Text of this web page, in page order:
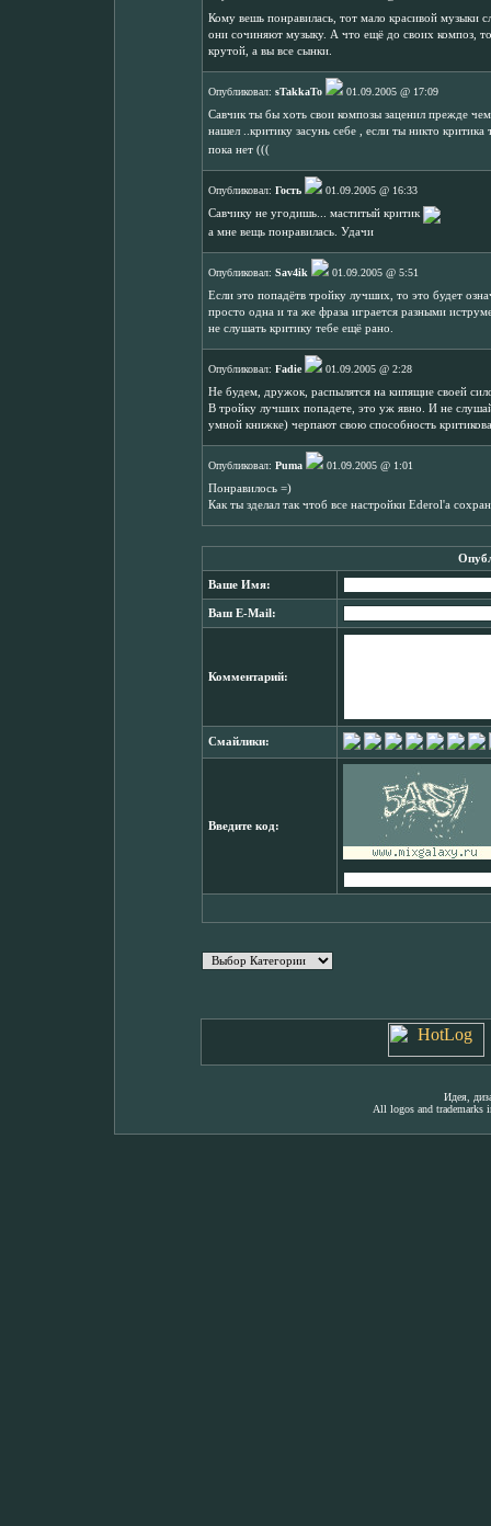
Кому вешь понравилась, тот мало красивой музыки
они сочиняют музыку. А что ещё до своих композ,
крутой, а вы все сынки.
Опубликовал: sTakkaTo
01.09.2005 @ 17:09
Савчик ты бы хоть свои композы заценил прежде
нашел ..критику засунь себе , если ты никто критика
пока нет (((
Опубликовал: Гость
01.09.2005 @ 16:33
Савчику не угодишь... маститый критик
а мне вещь понравилась. Удачи
Опубликовал: Sav4ik
01.09.2005 @ 5:51
Если это попадётв тройку лучших, то это будет
просто одна и та же фраза играется разными
не слушать критику тебе ещё рано.
Опубликовал: Fadie
01.09.2005 @ 2:28
Не будем, дружок, распылятся на кипящие своей
В тройку лучших попадете, это уж явно. И не
умной книжке) черпают свою способность
Опубликовал: Puma
01.09.2005 @ 1:01
Понравилось =)
Как ты зделал так чтоб все настройки Ederol'a
Ваше Имя:
Ваш E-Mail:
Комментарий:
Смайлики:
Введите код:
Идея,
All logos and trademarks